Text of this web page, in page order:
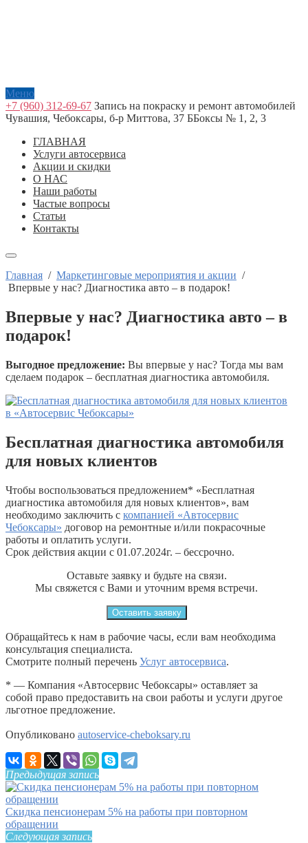
Меню
+7 (960) 312-69-67 Запись на покраску и ремонт автомобилей
Чувашия, Чебоксары, б-р Миттова, 37 ББоксы № 1, 2, 3
ГЛАВНАЯ
Услуги автосервиса
Акции и скидки
О НАС
Наши работы
Частые вопросы
Статьи
Контакты
Главная / Маркетинговые мероприятия и акции /
Впервые у нас? Диагностика авто – в подарок!
Впервые у нас? Диагностика авто – в
подарок!
Выгодное предложение: Вы впервые у нас? Тогда мы вам
сделаем подарок – бесплатная диагностика автомобиля.
Бесплатная диагностика автомобиля
для новых клиентов
Чтобы воспользоваться предложением* «Бесплатная
диагностика автомобиля для новых клиентов», вам
необходимо заключить с компанией «Автосервис
Чебоксары» договор на ремонтные и/или покрасочные
работы и оплатить услуги.
Срок действия акции с 01.07.2024г. – бессрочно.
Оставьте заявку и будьте на связи.
Мы свяжется с Вами и уточним время встречи.
Оставить заявку
Обращайтесь к нам в рабочие часы, если вам необходима
консультация специалиста.
Смотрите полный перечень Услуг автосервиса.
* — Компания «Автосервис Чебоксары» оставляет за
собой право предоставить на свои работы и услуги другое
льготное предложение.
Опубликовано autoservice-cheboksary.ru
Предыдущая запись
Скидка пенсионерам 5% на работы при повторном
обращении
Следующая запись